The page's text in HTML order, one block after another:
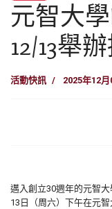
元智大
12/13舉
活動快訊 2025年12月
邁入創立30週年的元智
13日（周六）下午在元